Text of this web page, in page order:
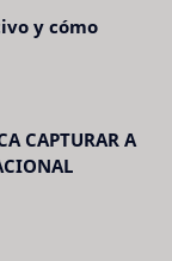
y cómo
CAPTURAR A